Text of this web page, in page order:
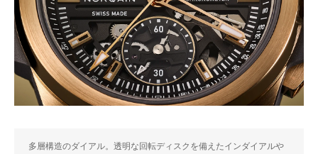
多層構造のダイアル。透明な回転ディスクを備えたインダイアルや